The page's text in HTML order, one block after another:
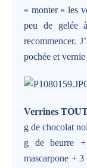
« monter » les
peu de gelée
recommencer.
pochée et vernie
Verrines
g de chocolat
g de beurre
mascarpone +